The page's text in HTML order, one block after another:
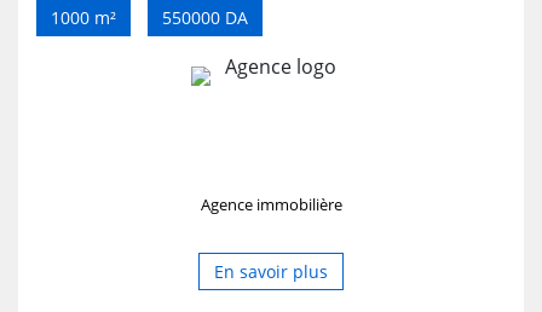
1000 m² 550000 DA
Agence immobilière
En savoir plus